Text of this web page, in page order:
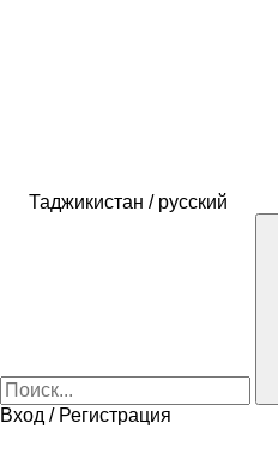
Таджикистан / русский
Вход / Регистрация